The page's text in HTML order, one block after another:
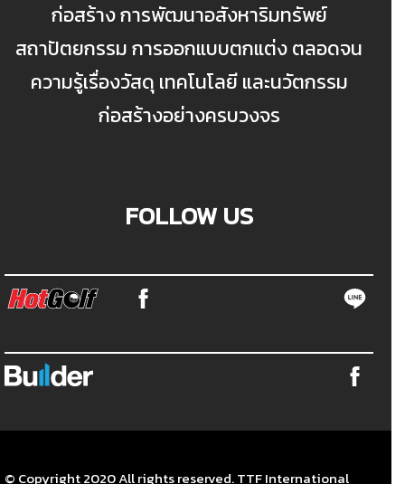
ก่อสร้าง การพัฒนาอสังหาริมทรัพย์
สถาปัตยกรรม การออกแบบตกแต่ง ตลอดจน
ความรู้เรื่องวัสดุ เทคโนโลยี และนวัตกรรม
ก่อสร้างอย่างครบวงจร
FOLLOW US
© Copyright 2020 All rights reserved. TTF International